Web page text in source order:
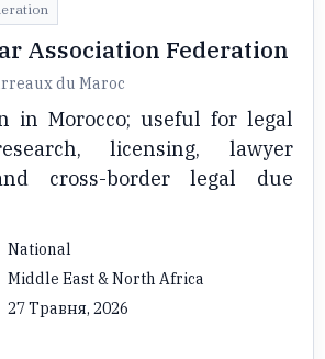
Association Federation
du Maroc
in Morocco; useful for legal
licensing, lawyer
cross-border legal due
National
Middle East & North Africa
27 Травня, 2026